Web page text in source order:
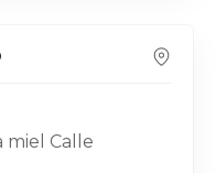
miel Calle